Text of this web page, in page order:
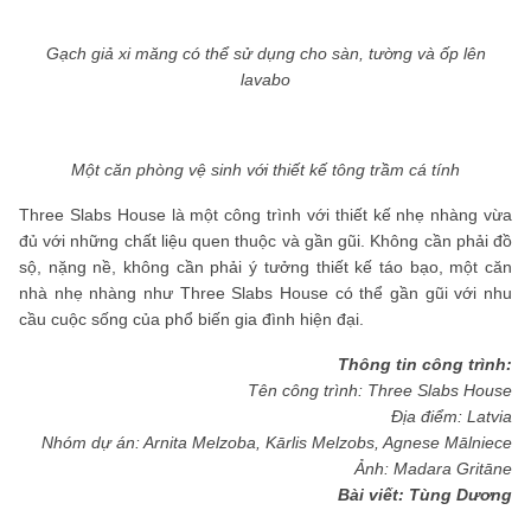
Gạch giả xi măng có thể sử dụng cho sàn, tường và ốp lên
lavabo
Một căn phòng vệ sinh với thiết kế tông trầm cá tính
Three Slabs House là một công trình với thiết kế nhẹ nhàng vừa
đủ với những chất liệu quen thuộc và gần gũi. Không cần phải đồ
sộ, nặng nề, không cần phải ý tưởng thiết kế táo bạo, một căn
nhà nhẹ nhàng như Three Slabs House có thể gần gũi với nhu
cầu cuộc sống của phổ biến gia đình hiện đại.
Thông tin công trình:
Tên công trình: Three Slabs House
Địa điểm: Latvia
Nhóm dự án: Arnita Melzoba, Kārlis Melzobs, Agnese Mālniece
Ảnh: Madara Gritāne
Bài viết: Tùng Dương